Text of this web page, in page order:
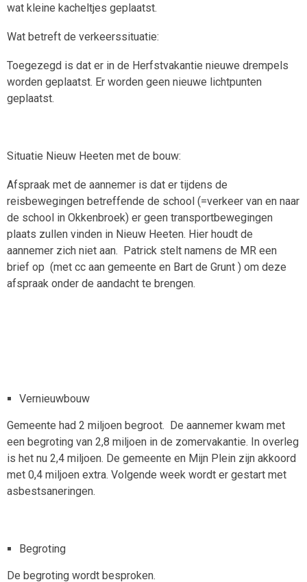
wat kleine kacheltjes geplaatst.
Wat betreft de verkeerssituatie:
Toegezegd is dat er in de Herfstvakantie nieuwe drempels
worden geplaatst. Er worden geen nieuwe lichtpunten
geplaatst.
Situatie Nieuw Heeten met de bouw:
Afspraak met de aannemer is dat er tijdens de
reisbewegingen betreffende de school (=verkeer van en naar
de school in Okkenbroek) er geen transportbewegingen
plaats zullen vinden in Nieuw Heeten. Hier houdt de
aannemer zich niet aan. Patrick stelt namens de MR een
brief op (met cc aan gemeente en Bart de Grunt ) om deze
afspraak onder de aandacht te brengen.
Vernieuwbouw
Gemeente had 2 miljoen begroot. De aannemer kwam met
een begroting van 2,8 miljoen in de zomervakantie. In overleg
is het nu 2,4 miljoen. De gemeente en Mijn Plein zijn akkoord
met 0,4 miljoen extra. Volgende week wordt er gestart met
asbestsaneringen.
Begroting
De begroting wordt besproken.